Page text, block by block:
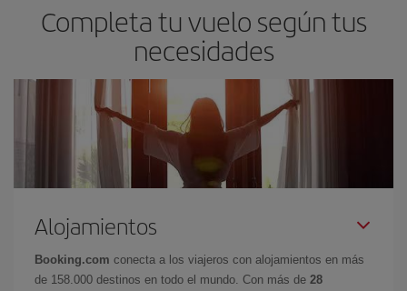
Completa tu vuelo según tus
necesidades
Alojamientos
Booking.com conecta a los viajeros con alojamientos en más
de 158.000 destinos en todo el mundo. Con más de 28